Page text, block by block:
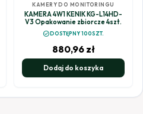
KAMERY DO MONITORINGU
KAMERA 4W1 KENIK KG-L14HD-
V3 Opakowanie zbiorcze 4szt.
check_circleDOSTĘPNY 100SZT.
880,96 zł
Dodaj do koszyka